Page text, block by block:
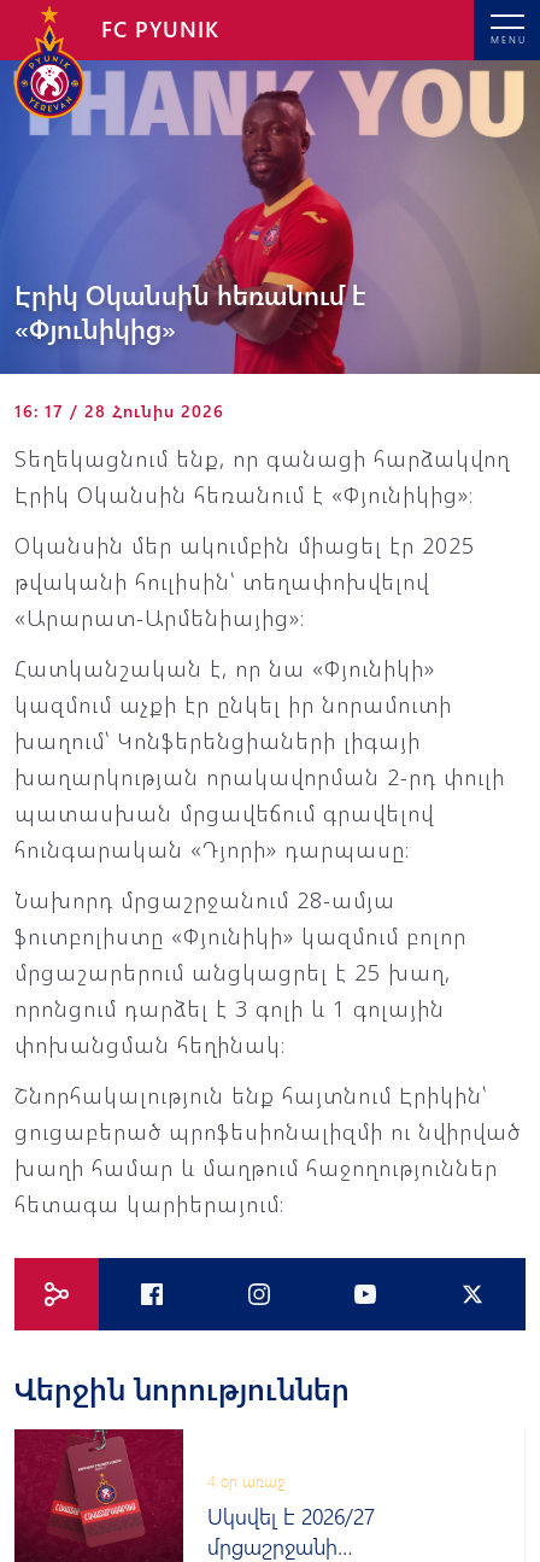
MENU
FC PYUNIK
Էրիկ Օկանսին հեռանում է
«Փյունիկից»
16: 17 / 28 Հունիս 2026
Տեղեկացնում ենք, որ գանացի հարձակվող
Էրիկ Օկանսին հեռանում է «Փյունիկից»։
Օկանսին մեր ակումբին միացել էր 2025
թվականի հուլիսին՝ տեղափոխվելով
«Արարատ-Արմենիայից»։
Հատկանշական է, որ նա «Փյունիկի»
կազմում աչքի էր ընկել իր նորամուտի
խաղում՝ Կոնֆերենցիաների լիգայի
խաղարկության որակավորման 2-րդ փուլի
պատասխան մրցավեճում գրավելով
հունգարական «Դյորի» դարպասը։
Նախորդ մրցաշրջանում 28-ամյա
ֆուտբոլիստը «Փյունիկի» կազմում բոլոր
մրցաշարերում անցկացրել է 25 խաղ,
որոնցում դարձել է 3 գոլի և 1 գոլային
փոխանցման հեղինակ։
Շնորհակալություն ենք հայտնում Էրիկին՝
ցուցաբերած պրոֆեսիոնալիզմի ու նվիրված
խաղի համար և մաղթում հաջողություններ
հետագա կարիերայում։
Վերջին նորություններ
4 օր առաջ
Սկսվել է 2026/27
մրցաշրջանի